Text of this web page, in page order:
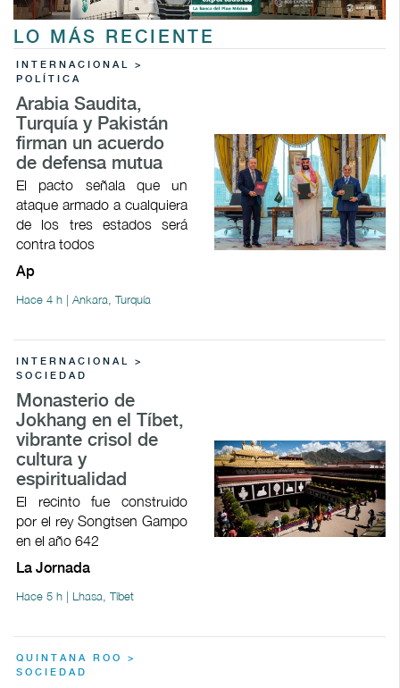
LO MÁS RECIENTE
INTERNACIONAL >
POLÍTICA
Arabia Saudita,
Turquía y Pakistán
firman un acuerdo
de defensa mutua
El pacto señala que un
ataque armado a cualquiera
de los tres estados será
contra todos
Ap
Hace 4 h | Ankara, Turquía
INTERNACIONAL >
SOCIEDAD
Monasterio de
Jokhang en el Tíbet,
vibrante crisol de
cultura y
espiritualidad
El recinto fue construido
por el rey Songtsen Gampo
en el año 642
La Jornada
Hace 5 h | Lhasa, Tíbet
QUINTANA ROO >
SOCIEDAD